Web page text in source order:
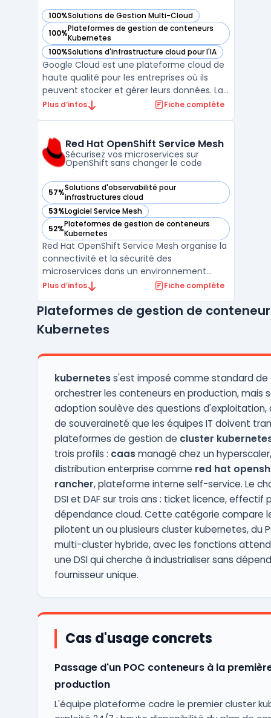
100%Solutions de Gestion Multi-Cloud
— voir Google Cloud dans cette catégorie
100%Plateformes de gestion de conteneurs
Kubernetes
— voir Google Cloud dans cette catégorie
100%Solutions d'infrastructure cloud pour l'IA
— voir Google Cloud dans cette catégorie
Google Cloud est une plateforme cloud de
haute qualité pour les entreprises où ils
peuvent stocker et gérer leurs données. La
gestion multi-cloud permet aux clients
proposée par Google et offre diverses
fonctionnalités, telles que ...
Plus d’infos Fiche complète
Red Hat OpenShift Service Mesh
Sécurisez vos microservices sur
OpenShift sans changer le code
57%Solutions d'observabilité pour
infrastructures cloud
— voir Red Hat OpenShift Service Mesh dans cette
53%Logiciel Service Mesh
— voir Red Hat OpenShift Service Mesh dans cette
52%Plateformes de gestion de conteneurs
Kubernetes
— voir Red Hat OpenShift Service Mesh dans cette
Red Hat OpenShift Service Mesh organise la
connectivité et la sécurité des
microservices dans un environnement
OpenShift Container Platform. Cette
transparente entre les services, s’intégrant
sans intervention sur le code applicatif. Les
Plus d’infos Fiche complète
Plateformes de gestion de
Kubernetes
kubernetess'est imposé comme standard de
orchestrer les conteneurs en production, mais
adoption soulève des questions
de souveraineté que les équipes IT doivent
plateformes de gestion de cluster
trois profils : caasmanagé chez un hyperscaler,
distribution enterprise comme red hat
rancher, plateforme interne self-service. Le
DSI et DAF sur trois ans : ticket licence, effectif
dépendance cloud. Cette catégorie compare
pilotent un ou plusieurs cluster kubernetes, du
multi-cluster hybride, avec les fonctions
une DSI qui cherche à industrialiser sans
fournisseur unique.
Cas d'usage concrets
Passage d'un POC conteneurs à la
production
L'équipe plateforme cadre le premier cluster